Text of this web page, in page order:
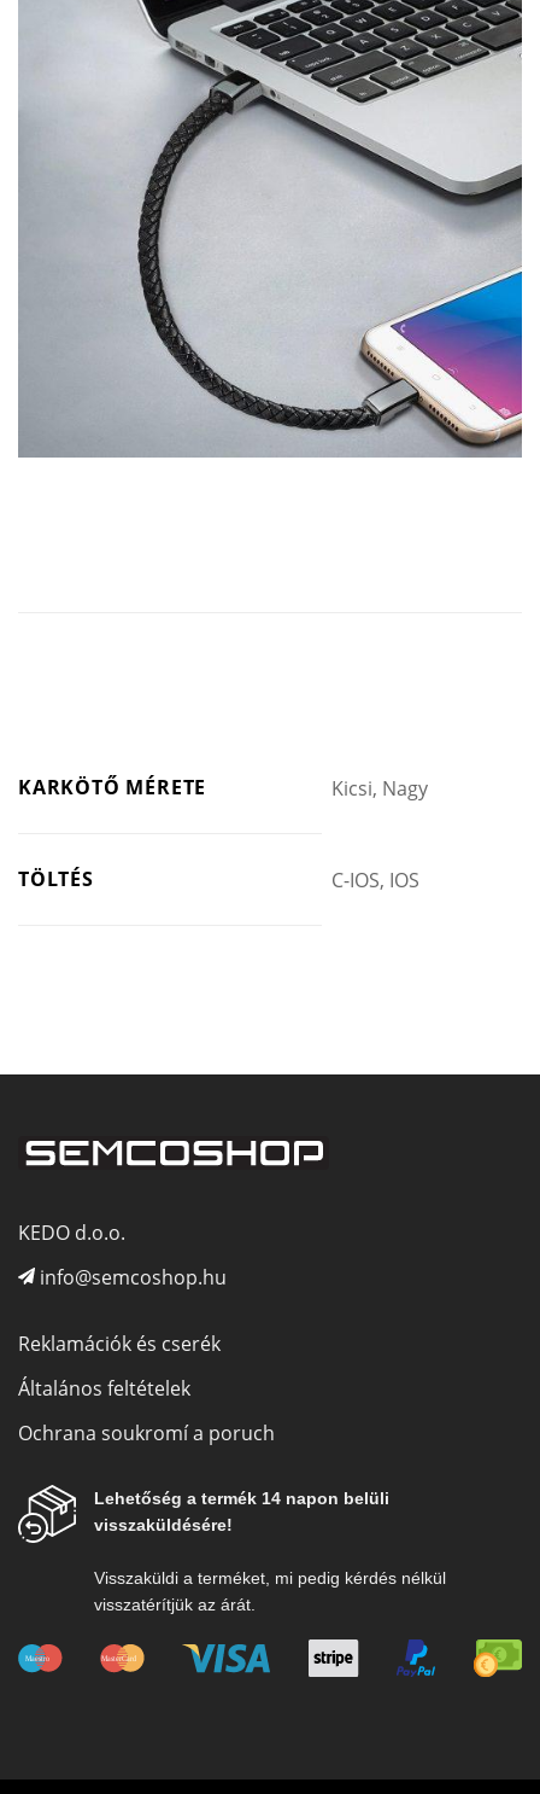
KARKÖTŐ MÉRETE Kicsi, Nagy
TÖLTÉS C-IOS, IOS
KEDO d.o.o.
info@semcoshop.hu
Reklamációk és cserék
Általános feltételek
Ochrana soukromí a poruch
Lehetőség a termék 14 napon belüli
visszaküldésére!
Visszaküldi a terméket, mi pedig kérdés nélkül
visszatérítjük az árát.